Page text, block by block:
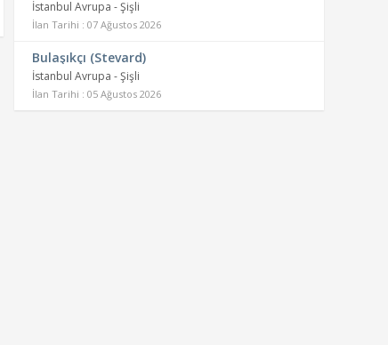
İstanbul Avrupa - Şişli
İlan Tarihi : 07 Ağustos 2026
Bulaşıkçı (Stevard)
İstanbul Avrupa - Şişli
İlan Tarihi : 05 Ağustos 2026